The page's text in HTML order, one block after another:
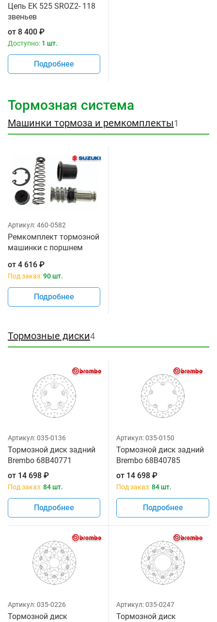
Цепь EK 525 SROZ2- 118
звеньев
от 8 400 ₽
Доступно: 1 шт.
Подробнее
Тормозная система
Машинки тормоза и ремкомплекты1
Артикул:460-0582
Ремкомплект тормозной
машинки с поршнем
от 4 616 ₽
Под заказ:90 шт.
Подробнее
Тормозные диски4
Артикул:035-0136
Тормозной диск задний
Brembo 68B40771
от 14 698 ₽
Под заказ:84 шт.
Подробнее
Артикул:035-0150
Тормозной диск задний
Brembo 68B40785
от 14 698 ₽
Под заказ:84 шт.
Подробнее
Артикул:035-0226
Тормозной диск
Артикул:035-0247
Тормозной диск